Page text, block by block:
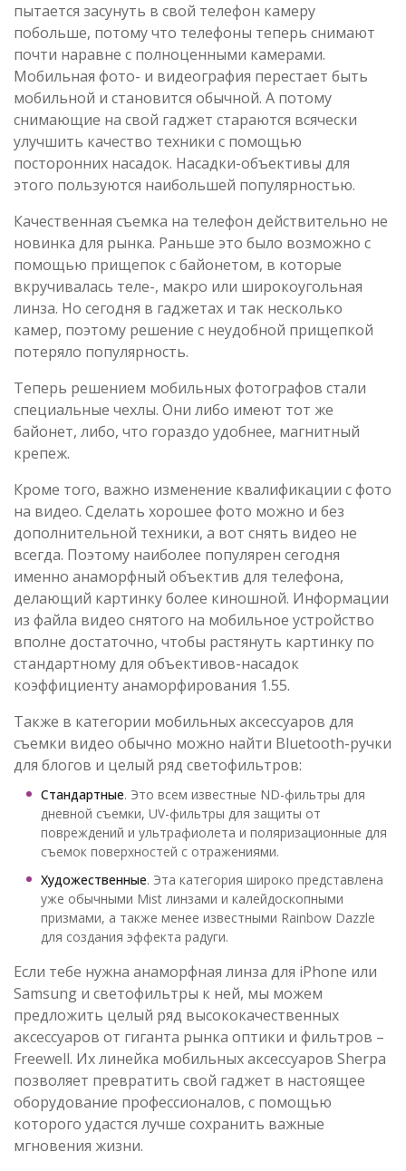
пытается засунуть в свой телефон камеру
побольше, потому что телефоны теперь снимают
почти наравне с полноценными камерами.
Мобильная фото- и видеография перестает быть
мобильной и становится обычной. А потому
снимающие на свой гаджет стараются всячески
улучшить качество техники с помощью
посторонних насадок. Насадки-объективы для
этого пользуются наибольшей популярностью.
Качественная съемка на телефон действительно не
новинка для рынка. Раньше это было возможно с
помощью прищепок с байонетом, в которые
вкручивалась теле-, макро или широкоугольная
линза. Но сегодня в гаджетах и так несколько
камер, поэтому решение с неудобной прищепкой
потеряло популярность.
Теперь решением мобильных фотографов стали
специальные чехлы. Они либо имеют тот же
байонет, либо, что гораздо удобнее, магнитный
крепеж.
Кроме того, важно изменение квалификации с фото
на видео. Сделать хорошее фото можно и без
дополнительной техники, а вот снять видео не
всегда. Поэтому наиболее популярен сегодня
именно анаморфный объектив для телефона,
делающий картинку более киношной. Информации
из файла видео снятого на мобильное устройство
вполне достаточно, чтобы растянуть картинку по
стандартному для объективов-насадок
коэффициенту анаморфирования 1.55.
Также в категории мобильных аксессуаров для
съемки видео обычно можно найти Bluetooth-ручки
для блогов и целый ряд светофильтров:
Стандартные. Это всем известные ND-фильтры для
дневной съемки, UV-фильтры для защиты от
повреждений и ультрафиолета и поляризационные для
съемок поверхностей с отражениями.
Художественные. Эта категория широко представлена
уже обычными Mist линзами и калейдоскопными
призмами, а также менее известными Rainbow Dazzle
для создания эффекта радуги.
Если тебе нужна анаморфная линза для iPhone или
Samsung и светофильтры к ней, мы можем
предложить целый ряд высококачественных
аксессуаров от гиганта рынка оптики и фильтров –
Freewell. Их линейка мобильных аксессуаров Sherpa
позволяет превратить свой гаджет в настоящее
оборудование профессионалов, с помощью
которого удастся лучше сохранить важные
мгновения жизни.